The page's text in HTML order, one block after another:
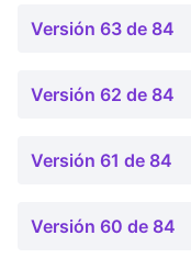
Versión 63 de 84
Versión 62 de 84
Versión 61 de 84
Versión 60 de 84